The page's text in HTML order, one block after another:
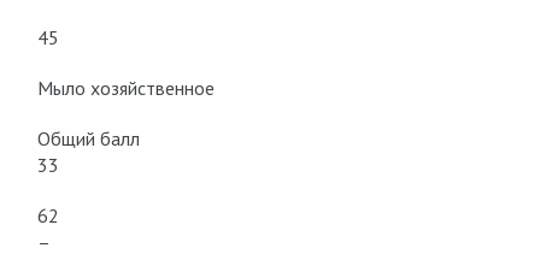
45
Мыло хозяйственное
Общий балл
33
62
–